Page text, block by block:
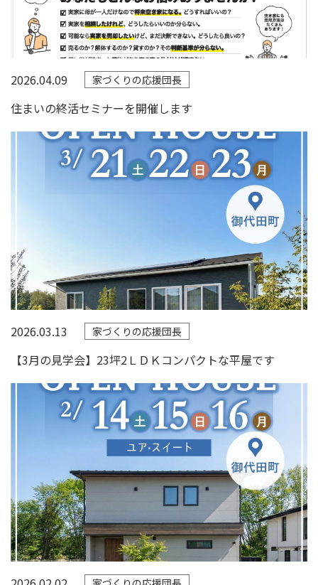
2026.04.09 家づくりの応援団長
住まいの終活セミナーを開催します
2026.03.13 家づくりの応援団長
【3月の見学会】23坪2ＬＤＫコンパクトな平屋です